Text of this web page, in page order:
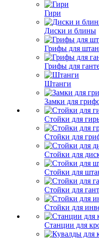
Гири
Диски и блины
Грифы для
Грифы для
Штанги
Замки для
Стойки для
Стойки для
Стойки для
Стойки для
Стойки для
Стойки для
Станции для